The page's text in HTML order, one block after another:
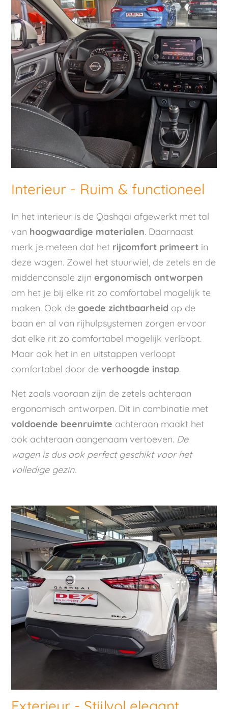
Interieur - Ruim & functioneel
In het interieur is de Qashqai afgewerkt met tal
van hoogwaardige materialen. Daarnaast
merk je meteen dat het rijcomfort primeert in
deze wagen. Zowel het stuurwiel, de zetels en de
middenconsole zijnergonomisch ontworpen
om het je bij elke rit zo comfortabel mogelijk te
maken. Ook degoede zichtbaarheid op de
baan en al van rijhulpsystemen zorgen ervoor
dat elke rit zo comfortabel mogelijk verloopt.
Maar ook het in en uitstappen verloopt
comfortabel door deverhoogde instap.
Net zoals vooraan zijn de zetels achteraan
ergonomisch ontworpen. Dit in combinatie met
voldoende beenruimte achteraan maakt het
ook achteraan aangenaam vertoeven. De
wagen is dus ook perfect geschikt voor het
volledige gezin.